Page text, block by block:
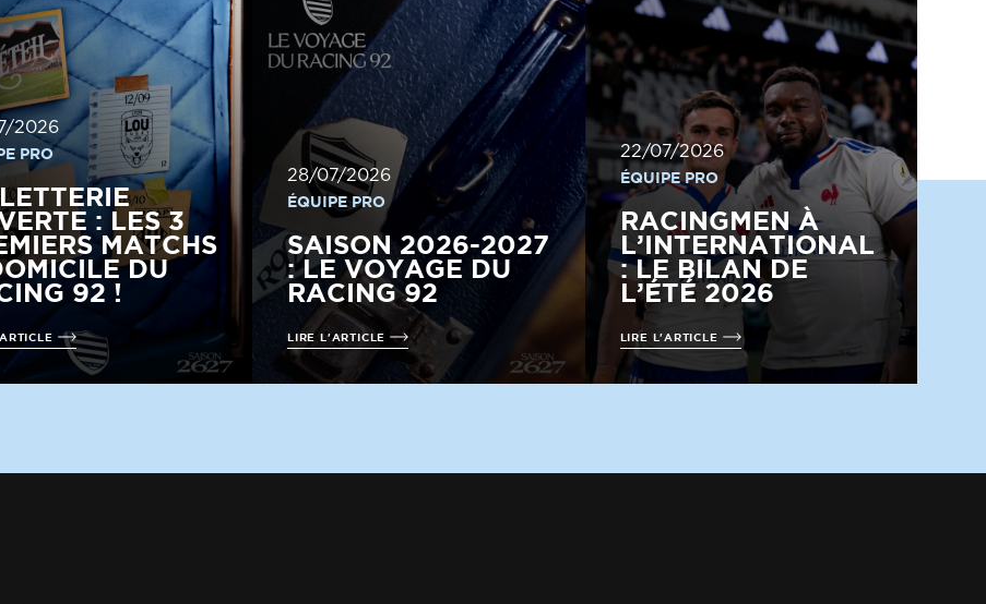
2026
PRO
: LES 3
MATCHS
DU
92 !
28/07/2026
ÉQUIPE PRO
SAISON 2026-2027
: LE VOYAGE DU
RACING 92
LIRE L'ARTICLE
22/07/2026
ÉQUIPE PRO
RACINGMEN À
L’INTERNATIONAL
: LE BILAN DE
L’ÉTÉ 2026
LIRE L'ARTICLE